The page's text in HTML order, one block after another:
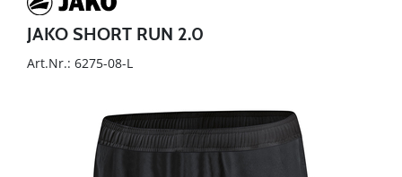
JAKO SHORT RUN 2.0
Art.Nr.: 6275-08-L